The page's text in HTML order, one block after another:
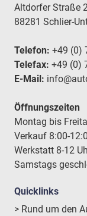
Altdorfer Straße
88281 Schlier-
Telefon: +49 (0)
Telefax: +49 (0)
E-Mail:
Öffnungszeiten
Montag bis
Verkauf 8:00-
Werkstatt 8-12
Samstags
Quicklinks
> Rund um den